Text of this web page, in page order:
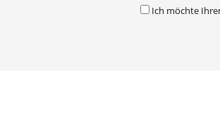
Ich möchte